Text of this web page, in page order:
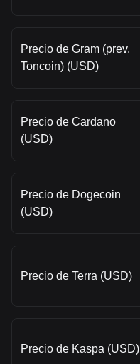
Precio de Gram (prev.
Toncoin) (USD)
Precio de Cardano
(USD)
Precio de Dogecoin
(USD)
Precio de Terra (USD)
Precio de Kaspa (USD)